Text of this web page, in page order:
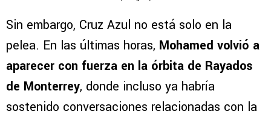
Sin embargo, Cruz Azul no está solo en la
pelea. En las últimas horas, Mohamed volvió a
aparecer con fuerza en la órbita de Rayados
de Monterrey, donde incluso ya habría
sostenido conversaciones relacionadas con la